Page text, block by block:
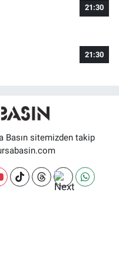
21:30
21:30
Basın sitemizden takip